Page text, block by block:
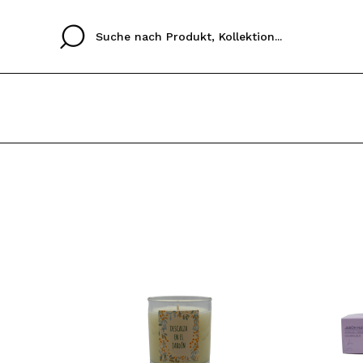
Durch die Erstellung
Einkäufe schnell